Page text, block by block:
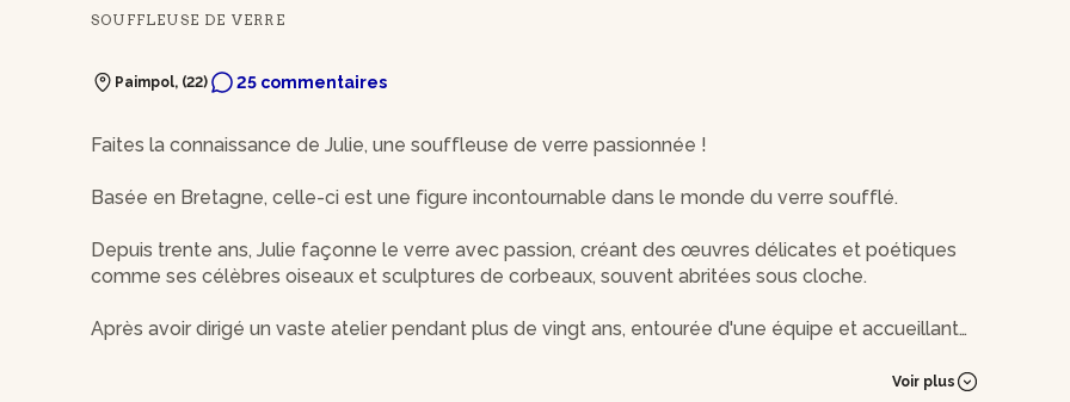
SOUFFLEUSE DE VERRE
Paimpol, (22) 25 commentaires
Faites la connaissance de Julie, une souffleuse de verre passionnée !
Basée en Bretagne, celle-ci est une figure incontournable dans le monde du verre soufflé.
Depuis trente ans, Julie façonne le verre avec passion, créant des œuvres délicates et poétiques
comme ses célèbres oiseaux et sculptures de corbeaux, souvent abritées sous cloche.
Après avoir dirigé un vaste atelier pendant plus de vingt ans, entourée d'une équipe et accueillant
Voir plus